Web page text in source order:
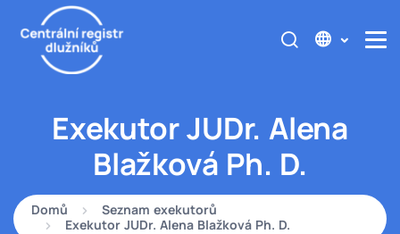
Exekutor JUDr. Alena
Blažková Ph. D.
Domů
Seznam exekutorů
Exekutor JUDr. Alena Blažková Ph. D.